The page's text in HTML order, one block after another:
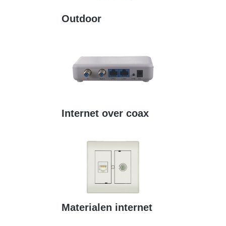
Outdoor
Internet over coax
Materialen internet